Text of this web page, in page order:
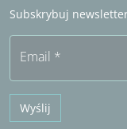
Bezpłatny okres
Subskrybuj
Email *
Wyślij